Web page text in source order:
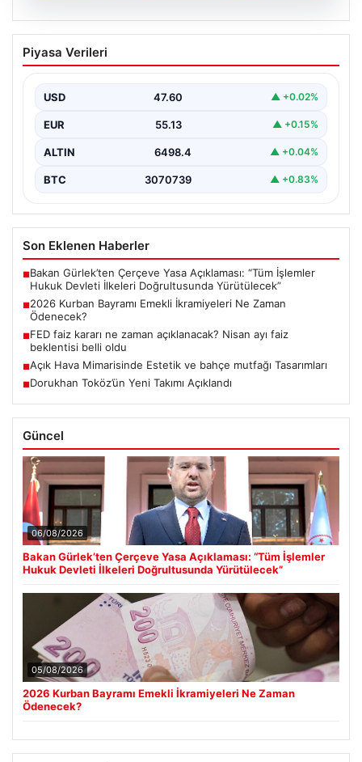
2026 Kurban Bayramı Emekli
İkramiyeleri Ne Zaman Ödenecek?
milyon emekli vatandaşın gözü kulağı bayram
ikramiyesi…
Piyasa Verileri
USD 47.60 ▲ +0.02%
EUR 55.13 ▲ +0.15%
ALTIN 6498.4 ▲ +0.04%
BTC 3070739 ▲ +0.83%
Son Eklenen Haberler
■Bakan Gürlek’ten Çerçeve Yasa Açıklaması: “Tüm İşlemler
Hukuk Devleti İlkeleri Doğrultusunda Yürütülecek”
■2026 Kurban Bayramı Emekli İkramiyeleri Ne Zaman
Ödenecek?
■FED faiz kararı ne zaman açıklanacak? Nisan ayı faiz
beklentisi belli oldu
■Açık Hava Mimarisinde Estetik ve bahçe mutfağı Tasarımları
■Dorukhan Toköz’ün Yeni Takımı Açıklandı
Güncel
06/08/2026
Bakan Gürlek’ten Çerçeve Yasa Açıklaması: “Tüm İşlemler
Hukuk Devleti İlkeleri Doğrultusunda Yürütülecek”
05/08/2026
2026 Kurban Bayramı Emekli İkramiyeleri Ne Zaman
Ödenecek?